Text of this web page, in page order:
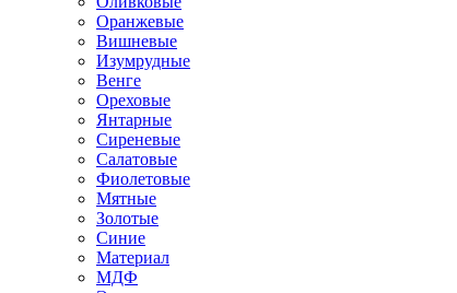
Оранжевые
Вишневые
Изумрудные
Венге
Ореховые
Янтарные
Сиреневые
Салатовые
Фиолетовые
Мятные
Золотые
Синие
Материал
МДФ